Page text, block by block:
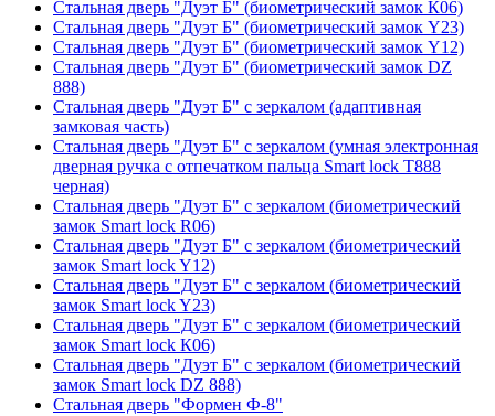
Стальная дверь "Дуэт Б" (биометрический замок К06)
Стальная дверь "Дуэт Б" (биометрический замок Y23)
Стальная дверь "Дуэт Б" (биометрический замок Y12)
Стальная дверь "Дуэт Б" (биометрический замок DZ
888)
Стальная дверь "Дуэт Б" с зеркалом (адаптивная
замковая часть)
Стальная дверь "Дуэт Б" с зеркалом (умная электронная
дверная ручка с отпечатком пальца Smart lock T888
черная)
Стальная дверь "Дуэт Б" с зеркалом (биометрический
замок Smart lock R06)
Стальная дверь "Дуэт Б" с зеркалом (биометрический
замок Smart lock Y12)
Стальная дверь "Дуэт Б" с зеркалом (биометрический
замок Smart lock Y23)
Стальная дверь "Дуэт Б" с зеркалом (биометрический
замок Smart lock К06)
Стальная дверь "Дуэт Б" с зеркалом (биометрический
замок Smart lock DZ 888)
Стальная дверь "Формен Ф-8"